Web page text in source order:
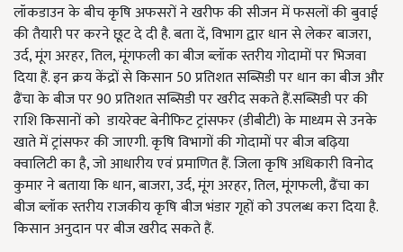
लॉकडाउन के बीच कृषि अफसरों ने खरीफ की सीजन में फसलों की बुवाई
की तैयारी पर करने छूट दे दी है. बता दें, विभाग द्वार धान से लेकर बाजरा,
उर्द, मूंग अरहर, तिल, मूंगफली का बीज ब्लॉक स्तरीय गोदामों पर भिजवा
दिया हैं. इन क्रय केंद्रों से किसान 50 प्रतिशत सब्सिडी पर धान का बीज और
ढैंचा के बीज पर 90 प्रतिशत सब्सिडी पर खरीद सकते हैं.सब्सिडी पर की
राशि किसानों को डायरेक्ट बेनीफिट ट्रांसफर (डीबीटी) के माध्यम से उनके
खाते में ट्रांसफर की जाएगी. कृषि विभागों की गोदामों पर बीज बढ़िया
क्वालिटी का है, जो आधारीय एवं प्रमाणित हैं. जिला कृषि अधिकारी विनोद
कुमार ने बताया कि धान, बाजरा, उर्द, मूंग अरहर, तिल, मूंगफली, ढैंचा का
बीज ब्लॉक स्तरीय राजकीय कृषि बीज भंडार गृहों को उपलब्ध करा दिया है.
किसान अनुदान पर बीज खरीद सकते हैं.